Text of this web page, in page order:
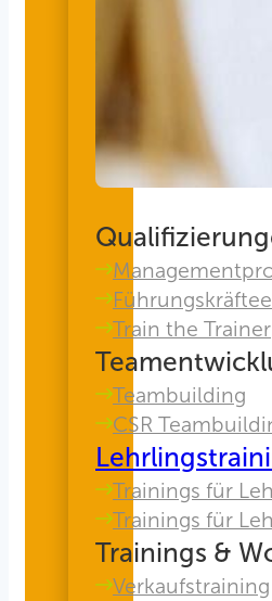
Train the Trainer
Teambuilding
CSR
Trainings für
Trainings für
Trainings &
Verkaufstraining